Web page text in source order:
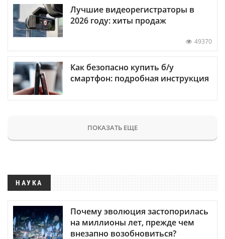
Лучшие видеорегистраторы в
2026 году: хиты продаж
49370
Как безопасно купить б/у
смартфон: подробная инструкция
ПОКАЗАТЬ ЕЩЕ
НАУКА
Почему эволюция застопорилась
на миллионы лет, прежде чем
внезапно возобновиться?